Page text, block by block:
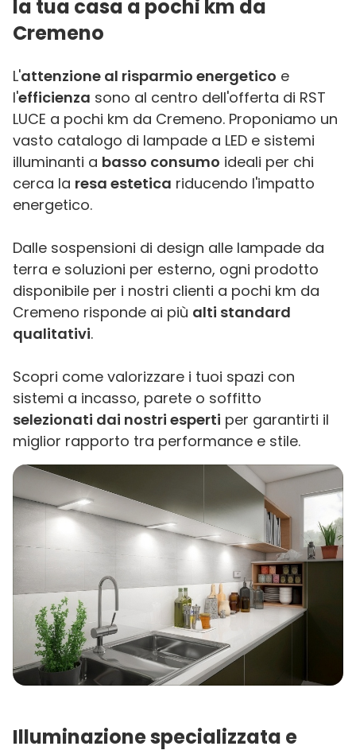
la tua casa a pochi km da
Cremeno
L'attenzione al risparmio energetico e
l'efficienza sono al centro dell'offerta di RST
LUCE a pochi km da Cremeno. Proponiamo un
vasto catalogo di lampade a LED e sistemi
illuminanti a basso consumo ideali per chi
cerca la resa estetica riducendo l'impatto
energetico.
Dalle sospensioni di design alle lampade da
terra e soluzioni per esterno, ogni prodotto
disponibile per i nostri clienti a pochi km da
Cremeno risponde ai più alti standard
qualitativi.
Scopri come valorizzare i tuoi spazi con
sistemi a incasso, parete o soffitto
selezionati dai nostri esperti per garantirti il
miglior rapporto tra performance e stile.
Illuminazione specializzata e